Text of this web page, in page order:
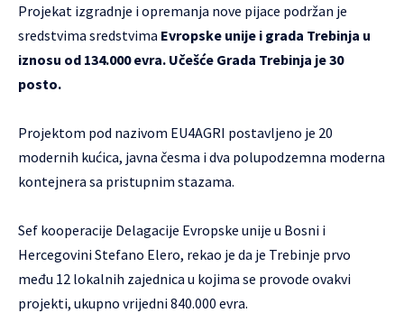
Projekat izgradnje i opremanja nove pijace podržan je
sredstvima sredstvima Evropske unije i grada Trebinja u
iznosu od 134.000 evra. Učešće Grada Trebinja je 30
posto.
Projektom pod nazivom EU4AGRI postavljeno je 20
modernih kućica, javna česma i dva polupodzemna moderna
kontejnera sa pristupnim stazama.
Sef kooperacije Delagacije Evropske unije u Bosni i
Hercegovini Stefano Elero, rekao je da je Trebinje prvo
među 12 lokalnih zajednica u kojima se provode ovakvi
projekti, ukupno vrijedni 840.000 evra.